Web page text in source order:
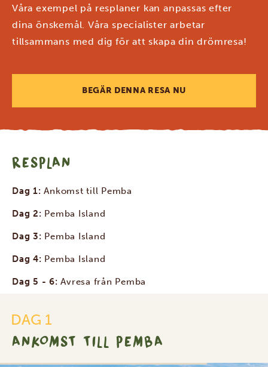
Våra exempel på resplaner kan anpassas efter
dina önskemål. Våra specialister arbetar
tillsammans med dig för att skapa din drömresa!
BEGÄR DENNA RESA NU
RESPLAN
Dag 1:Ankomst till Pemba
Dag 2: Pemba Island
Dag 3: Pemba Island
Dag 4: Pemba Island
Dag 5 - 6:Avresa från Pemba
DAG 1
ANKOMST TILL PEMBA